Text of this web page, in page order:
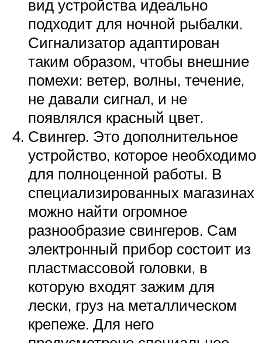
вид устройства идеально
подходит для ночной рыбалки.
Сигнализатор адаптирован
таким образом, чтобы внешние
помехи: ветер, волны, течение,
не давали сигнал, и не
появлялся красный цвет.
Свингер. Это дополнительное
устройство, которое необходимо
для полноценной работы. В
специализированных магазинах
можно найти огромное
разнообразие свингеров. Сам
электронный прибор состоит из
пластмассовой головки, в
которую входят зажим для
лески, груз на металлическом
крепеже. Для него